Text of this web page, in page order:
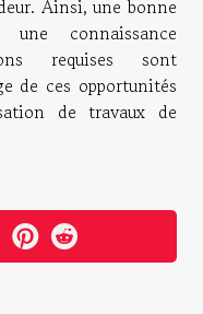
Ainsi, une bonne
connaissance
requises sont
de ces opportunités
de travaux de